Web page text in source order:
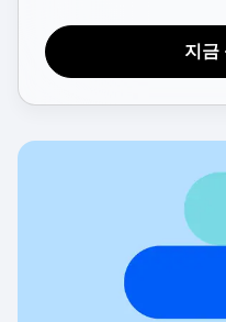
Benchmarks
Prompt Library
Templates
Tracking Guides
지금